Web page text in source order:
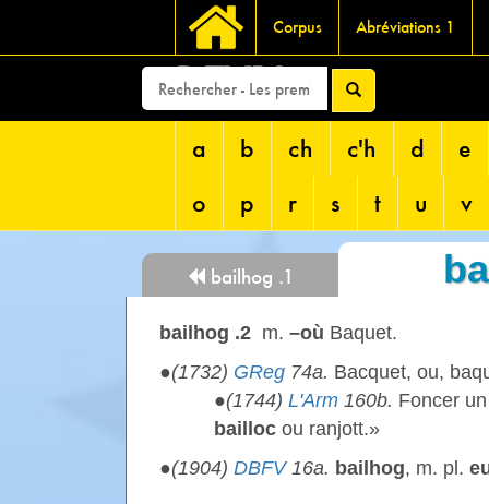
Corpus Abréviations 1
DEVRI
a b ch c'h d
e
o
p r s t u v
bailhog .1
bailhog .2 m. –où Baquet.
●(1732) GReg 74a. Bacquet, ou,
●(1744) L'Arm 160b. Foncer
bailloc ou ranjott.»
●(1904) DBFV16a. bailhog, m. pl.